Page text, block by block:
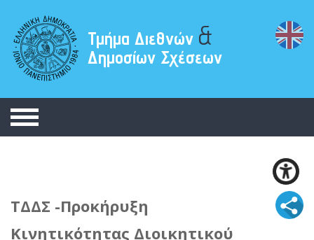
Τμήμα Διεθνών &
Δημοσίων Σχέσεων
ΤΔΔΣ -Προκήρυξη
Κινητικότητας Διοικητικού